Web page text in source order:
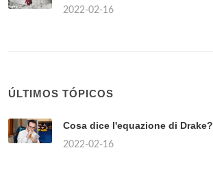
2022-02-16
ÚLTIMOS TÓPICOS
Cosa dice l'equazione di Drake?
2022-02-16